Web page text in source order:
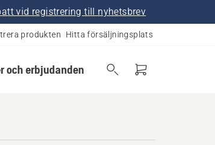
vid registrering till nyhetsbrev
produkten Hitta försäljningsplats
och erbjudanden